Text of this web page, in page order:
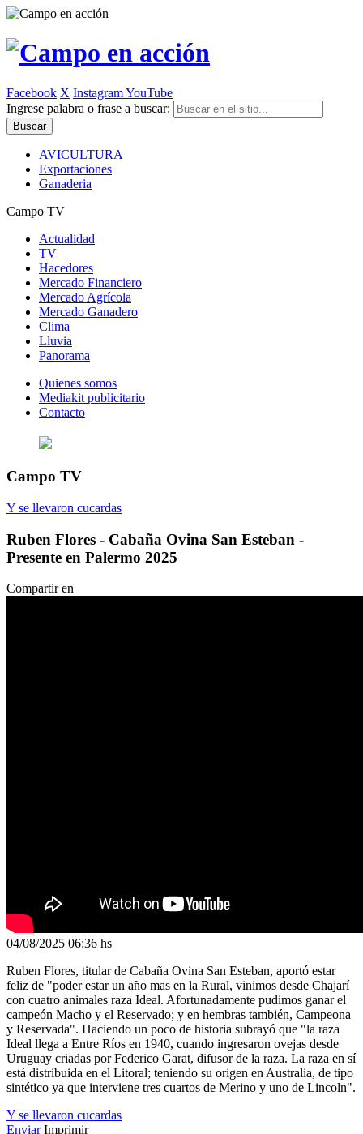
Facebook X InstagramYouTube
Ingrese palabra o frase a buscar:
AVICULTURA
Exportaciones
Ganaderia
Campo TV
Actualidad
TV
Hacedores
Mercado Financiero
Mercado Agrícola
Mercado Ganadero
Clima
Lluvia
Panorama
Quienes somos
Mediakit publicitario
Contacto
Campo TV
Y se llevaron cucardas
Ruben Flores - Cabaña Ovina San Esteban -
Presente en Palermo 2025
Compartir en
04/08/2025 06:36 hs
Ruben Flores, titular de Cabaña Ovina San Esteban, aportó estar
feliz de "poder estar un año mas en la Rural, vinimos desde Chajarí
con cuatro animales raza Ideal. Afortunadamente pudimos ganar el
campeón Macho y el Reservado; y en hembras también, Campeona
y Reservada". Haciendo un poco de historia subrayó que "la raza
Ideal llega a Entre Ríos en 1940, cuando ingresaron ovejas desde
Uruguay criadas por Federico Garat, difusor de la raza. La raza en sí
está distribuida en el Litoral; teniendo su origen en Australia, de tipo
sintético ya que interviene tres cuartos de Merino y uno de Lincoln".
Y se llevaron cucardas
Enviar Imprimir